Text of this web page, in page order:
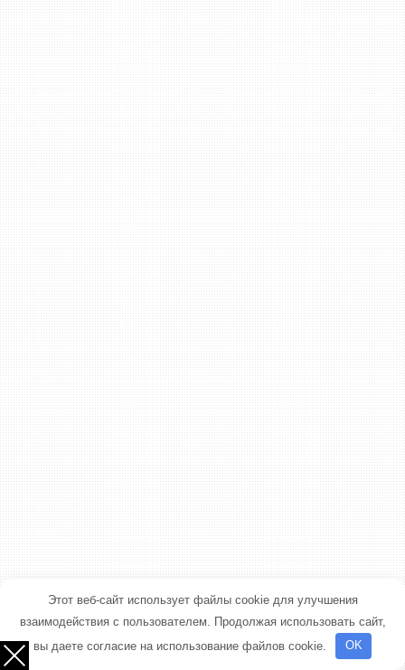
Этот веб-сайт использует файлы cookie для улучшения
взаимодействия с пользователем. Продолжая использовать сайт,
вы даете согласие на использование файлов cookie.
OK